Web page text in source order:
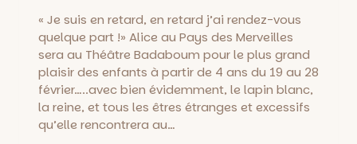
« Je suis en retard, en retard j’ai rendez-vous
quelque part !» Alice au Pays des Merveilles
sera au Théâtre Badaboum pour le plus grand
plaisir des enfants à partir de 4 ans du 19 au 28
février…..avec bien évidemment, le lapin blanc,
la reine, et tous les êtres étranges et excessifs
qu’elle rencontrera au…